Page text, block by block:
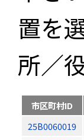
置を
所／
市区町村ID
25B0060019